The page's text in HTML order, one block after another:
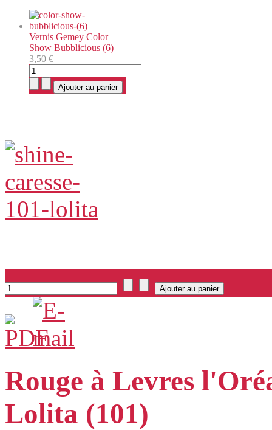
Vernis Gemey Color
Show Bubblicious (6)
3,50 €
Rouge à Levres
Lolita (101)